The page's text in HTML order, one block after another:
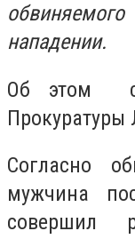
нападении.
Об этом
Прокуратуры
Согласно
мужчина
совершил